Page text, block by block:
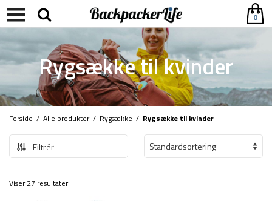
0
Rygsække til kvinder
Forside / Alle produkter/ Rygsække / Rygsække til kvinder
Filtrér
Viser 27 resultater